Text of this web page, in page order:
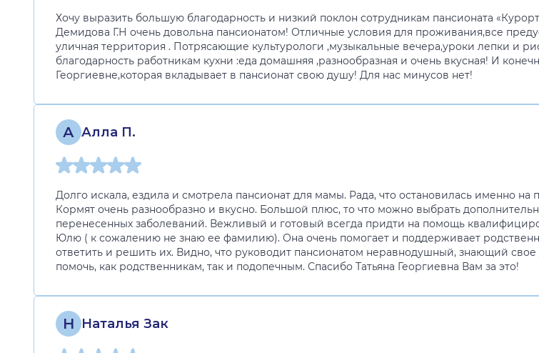
Хочу выразить большую благодарность и низкий поклон сотрудникам пансионата
Демидова Г.Н очень довольна пансионатом! Отличные условия для проживания,все
уличная территория . Потрясающие культурологи ,музыкальные вечера,уроки лепки и
благодарность работникам кухни :еда домашняя ,разнообразная и очень вкусная! И
Георгиевне,которая вкладывает в пансионат свою душу! Для нас минусов нет!
А Алла П.
Долго искала, ездила и смотрела пансионат для мамы. Рада, что остановилась именно
Кормят очень разнообразно и вкусно. Большой плюс, то что можно выбрать
перенесенных заболеваний. Вежливый и готовый всегда придти на помощь
Юлю ( к сожалению не знаю ее фамилию). Она очень помогает и поддерживает
ответить и решить их. Видно, что руководит пансионатом неравнодушный, знающий
помочь, как родственникам, так и подопечным. Спасибо Татьяна Георгиевна Вам за это!
Н Наталья Зак